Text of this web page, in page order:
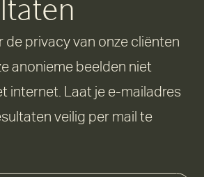
de privacy van onze cliënten
anonieme beelden niet
internet. Laat je e-mailadres
veilig per mail te